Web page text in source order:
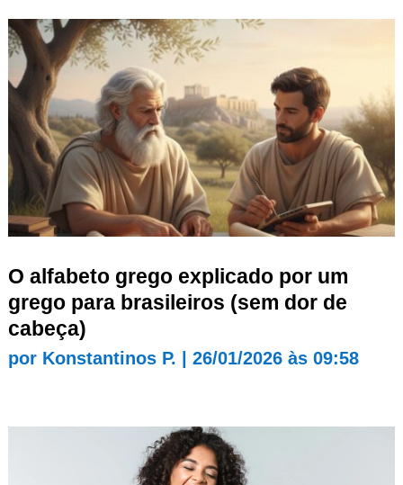
O alfabeto grego explicado por um
grego para brasileiros (sem dor de
cabeça)
por Konstantinos P. 26/01/2026 às 09:58